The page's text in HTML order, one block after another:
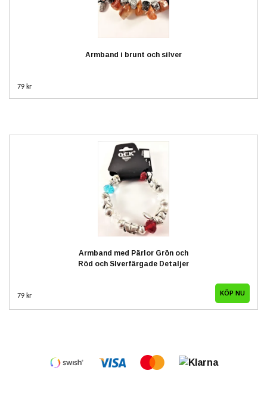
Armband i brunt och silver
79 kr
Armband med Pärlor Grön och
Röd och Slverfärgade Detaljer
79 kr